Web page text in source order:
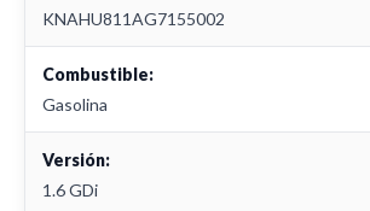
KNAHU811AG7155002
Combustible:
Gasolina
Versión:
1.6 GDi